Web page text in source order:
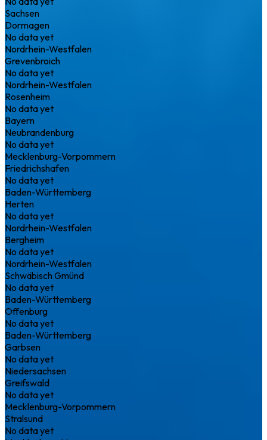
Sachsen
Dormagen
No data yet
Nordrhein-Westfalen
Grevenbroich
No data yet
Nordrhein-Westfalen
Rosenheim
No data yet
Bayern
Neubrandenburg
No data yet
Mecklenburg-Vorpommern
Friedrichshafen
No data yet
Baden-Württemberg
Herten
No data yet
Nordrhein-Westfalen
Bergheim
No data yet
Nordrhein-Westfalen
Schwäbisch Gmünd
No data yet
Baden-Württemberg
Offenburg
No data yet
Baden-Württemberg
Garbsen
No data yet
Niedersachsen
Greifswald
No data yet
Mecklenburg-Vorpommern
Stralsund
No data yet